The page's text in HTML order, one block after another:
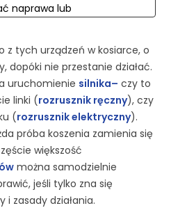
naprawa lub
kiedy wymienić?
użytkowników
kosiarkę, by rozrusznik
– Serwis Chabin
się
swój najbliższy
serwis blisko Ciebie.
z tych urządzeń w kosiarce, o
dopóki nie przestanie działać.
uruchomienie silnika– czy to
linki (rozrusznik ręczny), czy
(rozrusznik elektryczny).
próba koszenia zamienia się
większość
można samodzielnie
jeśli tylko zna się
i zasady działania.